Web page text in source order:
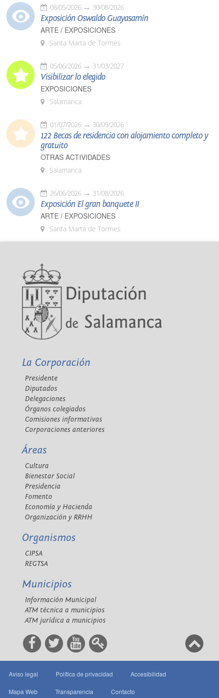
08/05/2026 30/08/2026
Exposición Oswaldo Guayasamín
ARTE / EXPOSICIONES
Santa Marta de Tormes
05/06/2026 31/03/2027
Visibilizar lo elegido
EXPOSICIONES
Salamanca
01/07/2026 30/09/2026
122 Becas de residencia con alojamiento completo y
gratuito
OTRAS ACTIVIDADES
Salamanca
26/06/2026 31/08/2026
Exposición El gran banquete II
ARTE / EXPOSICIONES
Santa Marta de Tormes
La Corporación
Presidente
Diputados
Delegaciones
Órganos colegiados
Comisiones informativas
Corporaciones anteriores
Áreas
Cultura
Bienestar Social
Presidencia
Fomento
Economía y Hacienda
Organización y RRHH
Organismos
CIPSA
REGTSA
Municipios
Información Municipal
ATM técnica a municipios
ATM jurídica a municipios
Aviso legal Política de privacidad Accesibilidad
Mapa Web Transparencia Contacto